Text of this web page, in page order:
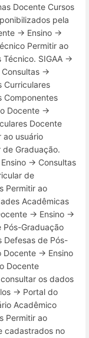
Docente Cursos
pela
→ Ensino →
Permitir ao
Técnico. SIGAA →
→
Curriculares
Componentes
Docente →
Docente
ao usuário
Graduação.
→ Consultas
de
Permitir ao
Acadêmicas
→ Ensino →
Graduação
Defesas de Pós-
Docente → Ensino
Docente
os dados
→ Portal do
Acadêmico
Permitir ao
cadastrados no